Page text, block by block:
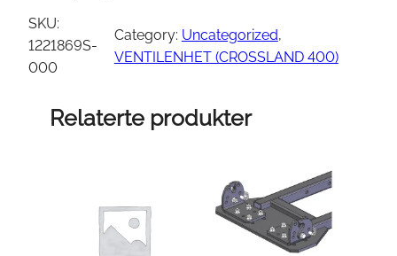
SKU:
1221869S-
000
Category: Uncategorized
VENTILENHET (CROSSLAND 400)
Relaterte produkter